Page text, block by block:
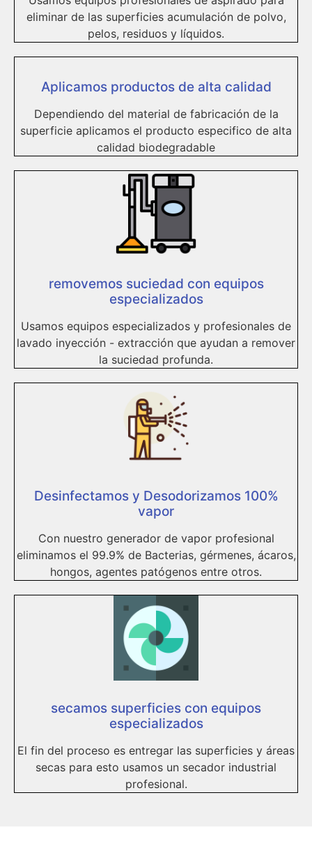
eliminar de las superficies acumulación de polvo,
pelos, residuos y líquidos.
Aplicamos productos de alta calidad
Dependiendo del material de fabricación de la
superficie aplicamos el producto especifico de alta
calidad biodegradable
removemos suciedad con equipos
especializados
Usamos equipos especializados y profesionales de
lavado inyección - extracción que ayudan a remover
la suciedad profunda.
Desinfectamos y Desodorizamos 100%
vapor
Con nuestro generador de vapor profesional
eliminamos el 99.9% de Bacterias, gérmenes, ácaros,
hongos, agentes patógenos entre otros.
secamos superficies con equipos
especializados
El fin del proceso es entregar las superficies y áreas
secas para esto usamos un secador industrial
profesional.